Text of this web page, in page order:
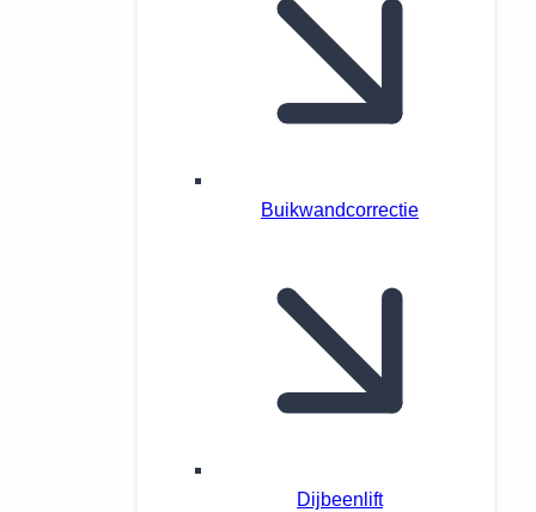
Buikwandcorrectie
Dijbeenlift